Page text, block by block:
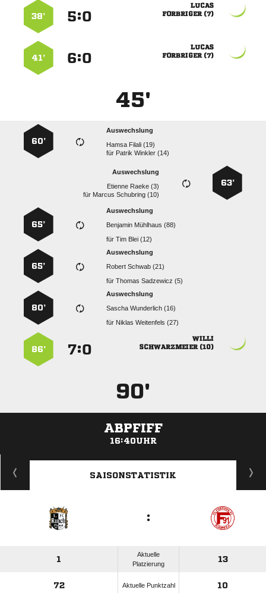

 
:
38’

 
:
41’
45'
Auswechslung
  
für   
60’
63’
Auswechslung
  
für   
Auswechslung
  
für  
65’
Auswechslung
  
für  
65’
Auswechslung
  
für   
80’

 
:
86’
90'
ABPFIFF
16:40UHR
ANZEIGE
SAISONSTATISTIK
:
1
Aktuelle
Platzierung
13
72 Aktuelle Punktzahl 10